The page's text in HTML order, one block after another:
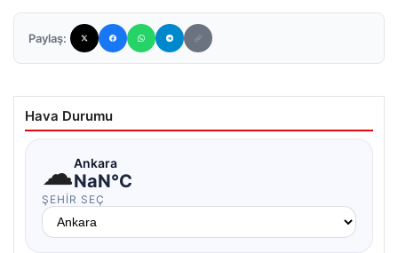
Paylaş:
Hava Durumu
☁Ankara
NaN°C
ŞEHIR SEÇ